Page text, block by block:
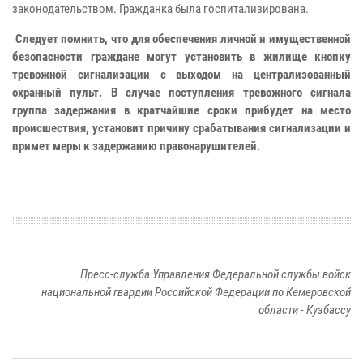
законодательством. Гражданка была госпитализирована.
Следует помнить, что для обеспечения личной и имущественной
безопасности граждане могут установить в жилище кнопку
тревожной сигнализации с выходом на централизованный
охранный пульт. В случае поступления тревожного сигнала
группа задержания в кратчайшие сроки прибудет на место
происшествия, установит причину срабатывания сигнализации и
примет меры к задержанию правонарушителей.
Пресс-служба Управления Федеральной службы войск
национальной гвардии Российской Федерации по Кемеровской
области - Кузбассу